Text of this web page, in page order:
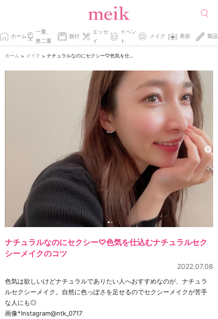
ホーム
一重、
奥二重
旅行
エッセ
イ
イベン
ト
メイク 美容 製品
ホーム > メイク > ナチュラルなのにセクシー♡色気を仕込むナチュラルセクシーメイクのコツ
ナチュラルなのにセクシー♡色気を仕込むナチュラルセク
シーメイクのコツ
2022.07.08
色気は欲しいけどナチュラルでありたい人へおすすめなのが、ナチュラ
ルセクシーメイク。自然に色っぽさを足せるのでセクシーメイクが苦手
な人にも◎
画像*Instagram@ntk_0717